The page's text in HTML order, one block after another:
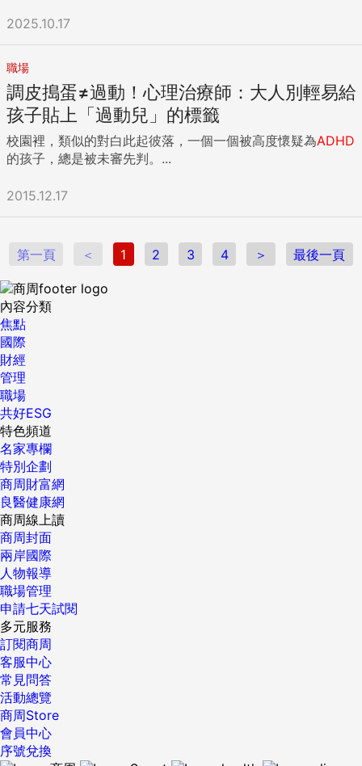
有繼續做下去的動力。 具體操作：深吸一口氣，設置一個5分
鐘的鬧鐘，告訴自己，我就只做5分鐘，5分鐘後就休息。先易
後難，不要做太難和複雜的任務，先做那種「一看就可以立馬
行動」的任務。5分鐘很快就會過去，狀態會開始變得輕鬆，
記得要給自己完成5分鐘任務的正回饋。 能5分鐘內做完的事
情，為什麼要花1小時解決呢？能迅速搞定的事情就迅速解決。
2.系統做：番茄工作法 首先，列一個待辦事項清單。列出自己
當下要做的所有事項和目標，然後根據時間管理四象限法則，
去掉「不重要但緊急」和「不重要且不緊急」的事項，留下
個事項，把一件事情分割為多個25分鐘的番茄鐘任務。用甘特
圖描繪一個表格，第一行標註時間，第一列標註重點事項。做
完一個立馬就往相對應的表格打勾或者塗色，讓自己的行動與
獎勵完美契合。 大腦不斷產生多巴胺，行動時就不會覺得累，
來的成就感，讓行動持續上癮，徹底擺脫拖延症。 比如你現在
需要做一項重要且緊急的工作任務，但你一直躺在床上刷短影
音，你就想，我做一項任務需要1小時，把1小時劃分為兩個25
分鐘，中間休息10分鐘，然後把目標轉換為「我只需25分鐘，
就能體驗完成事情的快樂」。25分鐘後立馬打勾，這樣持續不
斷有成就感，將能鼓勵你繼續做下去，直到把整個任務完成。
那麼，為什麼是25分鐘？因為科學研究表明，25分鐘是一個人
集中注意力的最大限度，所以你能專注25分鐘就夠了。 暢銷
書《微習慣：簡單到不可能失敗的自我管理法則》的作者為了
提升體力，一開始安排了豐富的健身計畫，但總是因為拖延無
法完成。後來改變計畫，一天只做一個伏地挺身。作者說：
「我意識到鍛煉正在變成慣性。即使是面對這麼微不足道的挑
戰，我每天也都在做了不起的事情。」 整個過程無痛無壓力，
還會讓你正回饋滿滿，一個反拖延的正循環就達成了。當我們
用特別簡單的方式開始行動的時候，成就感就會特別容易獲
得，開始行動第一步的問題立馬就能被解決了。 3.享受做：拒
絕內耗，享受正回饋 拖延是因為自己在預想中，提高了完成事
情的難度。把一件簡單的事情想得很複雜很難，於是自己的惰
性慢慢上來，一直不想行動，時間越拖越久。 然後慢慢陷入內
耗、愧疚，導致拖延症越來越嚴重。但其實無論是誰都會有拖
延症，那些專家和大佬也一樣。 《拖延心理學》是本專門講
「戰勝拖延」的好書。但有一件事可能很多人不知道，那就是
作者患有嚴重的拖延症，所以圖書出版的時間比當初和出版社
約定好的時間晚了2年。 連研究拖延症的專家都有拖延症，所
以我們身為普通人，應該認識到拖延症是大家的通病，沒有必
要愧疚，甚至產生內耗心理。 舉個例子，我之前經常賴床，我
就結合5分鐘法則，把「只要先起床站起身來，就已經超過
這種理由荒唐至極。我們已經用不行動和不要堅持完成任務的
的滋味。 不安產生的完美主義 我們來看另一個故事。保羅為
了升遷，已經準備多年，他一直努力提升自己的專業知識和技
能，參加許多研討會、報名證照考試，甚至還去上研究所的課
程進修。他希望自己的履歷盡善盡美，這樣就能讓他在爭取升
職時，順利獲得他想要的位子。 對保羅而言，「不成功，便成
仁」。 然而對他來說，有一身本領還不夠、永遠都不夠。又過
對「自己不夠好」的念頭，讓他感到害怕和不安，進而讓他無
法堅持到底。他沒有持續採取能讓他前進的行動，反而將精力
他人看來，保羅似乎是隻勤奮的蜜蜂，朝著目標前進。事實
上，他被完美主義所約束，無法堅持完成真正的目標。 缺乏自
我意識（沒有自覺） 缺乏自覺，也是讓人無法堅持到底的一種
心理障礙。因為我們太常擔心犯錯、跨出舒適圈去冒險，就不
去挑戰自己的最大限度。這埋藏了我們的興趣、熱情和天分，
而且因為不知道自身所具備的真正能力，我們會不斷的說服自
己「我做不到」。 我們若不堅持完成自己的計畫，久而久之，
這輩子就會深受束縛。 不只如此，大多數人甚至不知道自己正
在停滯不前的陷阱。因為缺乏自我意識，所以不知道自己其實
並沒有堅持到底，而繼續活在忙碌的生活中，陷入「我現在已
經非常努力了」的想法裡。然而，若是將生活裡那些忙碌的部
分去除，認真從總體來看，就會明白，其實那些我們一直逃避
去堅持完成的事情，真的對我們的人生很重要。 因興奮和熱情
而開始，卻在許多藉口和多餘的解釋中結束；從希望開始，卻
以無數的辯解來收場。太多時候，我們都懶得去檢討眼前的事
物的必要性，就是因為它們既簡單、又舒適。 一部分的我們不
想知道更深入的可能會是什麼，因為害怕自己會想要，也害怕
必須比現在更努力工作才能得到。然而，為了自己的成長和喜
悅，也為了讓你的生活變得不同，持續不懈必須成為一個習
慣，拿出勇氣吧。 ＊本文摘自《停止拖延的情緒行為動力
學》，方言文化出版。 {DS_BOX_37402} 責任編輯：陳柏燕
2025.10.17
職場
調皮搗蛋≠過動！心理治療師：大人別輕易給
孩子貼上「過動兒」的標籤
校園裡，類似的對白此起彼落，一個一個被高度懷疑為ADHD
的孩子，總是被未審先判。...
2015.12.17
第一頁 ＜ 1 2 3 4 ＞ 最後一頁
內容分類
焦點
國際
財經
管理
職場
共好ESG
特色頻道
名家專欄
特別企劃
商周財富網
良醫健康網
商周線上讀
商周封面
兩岸國際
人物報導
職場管理
申請七天試閱
多元服務
訂閱商周
客服中心
常見問答
活動總覽
商周Store
會員中心
序號兌換